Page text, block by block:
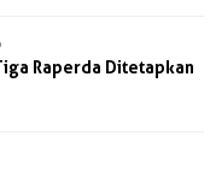
Raperda Ditetapkan